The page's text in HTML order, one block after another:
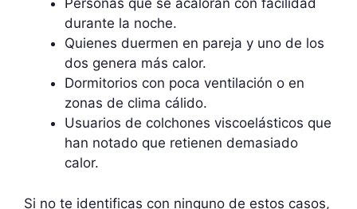
Personas que se acaloran con facilidad
durante la noche.
Quienes duermen en pareja y uno de los
dos genera más calor.
Dormitorios con poca ventilación o en
zonas de clima cálido.
Usuarios de colchones viscoelásticos que
han notado que retienen demasiado
calor.
Si no te identificas con ninguno de estos casos,